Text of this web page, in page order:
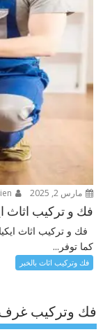
مارس 2, 2025
فك و تركيب اثاث ايكيا
فك و تركيب اثاث
كما توفر...
فك وتركيب اثاث بالخبر
فك وتركيب غرف